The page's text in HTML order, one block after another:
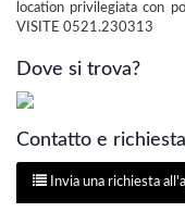
location privilegiata con
VISITE 0521.230313
Dove si trova?
Contatto e
Invia una richiesta